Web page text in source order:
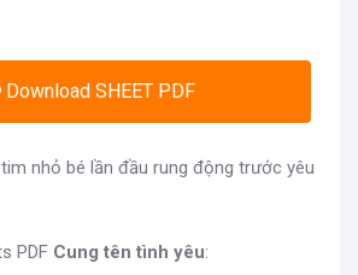
Download SHEET PDF
nhỏ bé lần đầu rung động trước yêu
PDF Cung tên tình yêu: